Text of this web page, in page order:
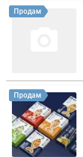
Продам
Продам